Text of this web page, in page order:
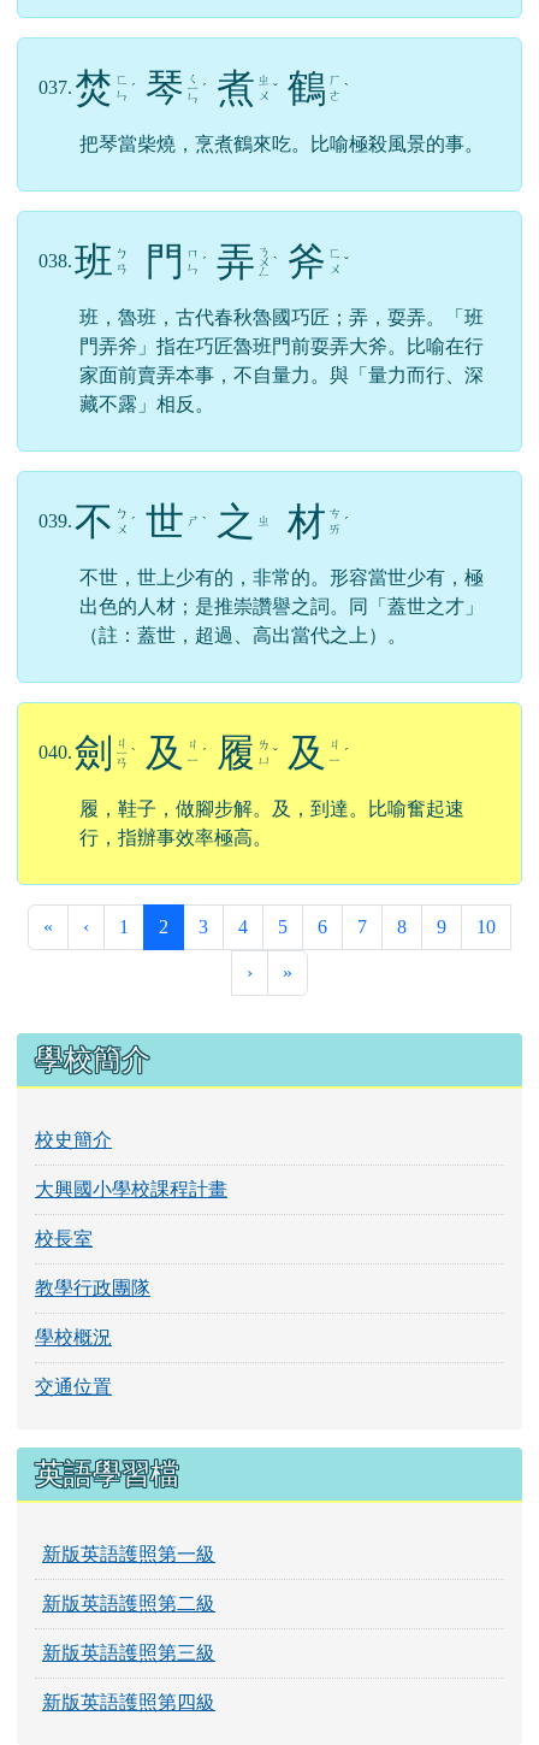
037. 焚 ㄈ
ㄣ ˊ 琴 ㄑ
ㄧ
ㄣ
ˊ 煮 ㄓ
ㄨ ˇ 鶴 ㄏ
ㄜ ˋ
把琴當柴燒，烹煮鶴來吃。比喻極殺風景的事。
038.班 ㄅ
ㄢ
門
ㄇ
ㄣ ˊ 弄 ㄋ
ㄨ
ㄥ
ˋ 斧 ㄈ
ㄨ ˇ
班，魯班，古代春秋魯國巧匠；弄，耍弄。「班
門弄斧」指在巧匠魯班門前耍弄大斧。比喻在行
家面前賣弄本事，不自量力。與「量力而行、深
藏不露」相反。
039.不 ㄅ
ㄨ ˊ 世 ㄕ ˋ 之 ㄓ 材 ㄘ
ㄞ ˊ
不世，世上少有的，非常的。形容當世少有，極
出色的人材；是推崇讚譽之詞。同「蓋世之才」
（註：蓋世，超過、高出當代之上）。
040.劍 ㄐ
ㄧ
ㄢ
ˋ 及
ㄐ
ㄧ ˊ 履 ㄌ
ㄩ ˇ 及
ㄐ
ㄧ ˊ
履，鞋子，做腳步解。及，到達。比喻奮起速
行，指辦事效率極高。
« 第一頁
‹ 上一頁
1 2 (目前頁次)
3 4 5 6 7 8 9 10
›下一頁
»最後頁
左邊區域內容
學校簡介
校史簡介
大興國小學校課程計畫
校長室
教學行政團隊
學校概況
交通位置
英語學習檔
新版英語護照第一級
新版英語護照第二級
新版英語護照第三級
新版英語護照第四級